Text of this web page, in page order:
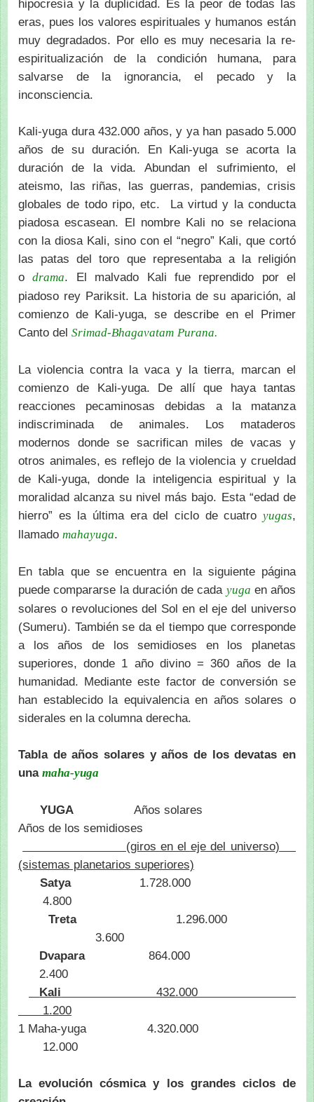
hipocresía y la duplicidad. Es la peor de todas las
eras, pues los valores espirituales y humanos están
muy degradados. Por ello es muy necesaria la re-
espiritualización de la condición humana, para
salvarse de la ignorancia, el pecado y la
inconsciencia.
Kali-yuga dura 432.000 años, y ya han pasado 5.000
años de su duración. En Kali-yuga se acorta la
duración de la vida. Abundan el sufrimiento, el
ateismo, las riñas, las guerras, pandemias, crisis
globales de todo ripo, etc. La virtud y la conducta
piadosa escasean. El nombre Kali no se relaciona
con la diosa Kali, sino con el “negro” Kali, que cortó
las patas del toro que representaba a la religión
odrama. El malvado Kali fue reprendido por el
piadoso rey Pariksit. La historia de su aparición, al
comienzo de Kali-yuga, se describe en el Primer
Canto del Srimad-Bhagavatam Purana.
La violencia contra la vaca y la tierra, marcan el
comienzo de Kali-yuga. De allí que haya tantas
reacciones pecaminosas debidas a la matanza
indiscriminada de animales. Los mataderos
modernos donde se sacrifican miles de vacas y
otros animales, es reflejo de la violencia y crueldad
de Kali-yuga, donde la inteligencia espiritual y la
moralidad alcanza su nivel más bajo. Esta “edad de
hierro” es la última era del ciclo de cuatro yugas,
llamado mahayuga.
En tabla que se encuentra en la siguiente página
puede compararse la duración de cada yuga en años
solares o revoluciones del Sol en el eje del universo
(Sumeru). También se da el tiempo que corresponde
a los años de los semidioses en los planetas
superiores, donde 1 año divino = 360 años de la
humanidad. Mediante este factor de conversión se
han establecido la equivalencia en años solares o
siderales en la columna derecha.
Tabla de años solares y años de los devatas en
una maha-yuga
YUGA
Años solares
Años de los semidioses
(giros en el eje del universo)
(sistemas planetarios superiores)
Satya1.728.000
4.800
Treta
1.296.000
3.600
Dvapara864.000
2.400
Kali 432.000
1.200
1 Maha-yuga 4.320.000
12.000
La evolución cósmica y los grandes ciclos de